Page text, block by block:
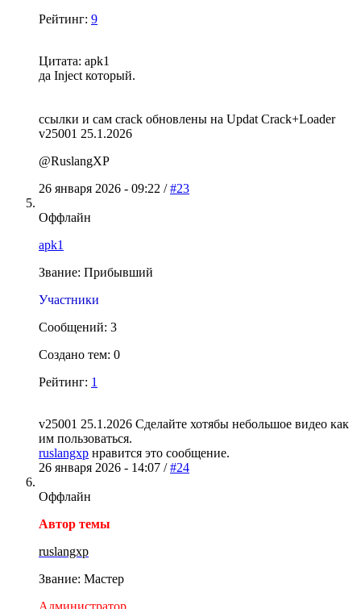
Рейтинг: 9
Цитата: apk1
да Inject который.
ссылки и сам crack обновлены на Updat Crack+Loader
v25001 25.1.2026
@RuslangXP
26 января 2026 - 09:22 /#23
Оффлайн
apk1
Звание: Прибывший
Участники
Сообщений: 3
Создано тем: 0
Рейтинг: 1
v25001 25.1.2026 Сделайте хотябы небольшое видео как
им пользоваться.
ruslangxp нравится это сообщение.
26 января 2026 - 14:07 /#24
Оффлайн
Автор темы
ruslangxp
Звание: Мастер